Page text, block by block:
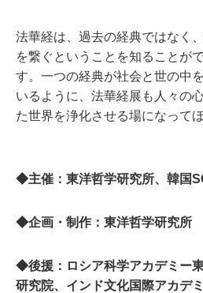
法華経は、過去の経典ではなく
を繋ぐということを知ることが
す。一つの経典が社会と世の中
いるように、法華経展も人々の
た世界を浄化させる場になって
◆主催：東洋哲学研究所、韓国
◆企画・制作：東洋哲学研究所
◆後援 ：ロシア科学アカデミー
研究院、インド文化国際アカデ